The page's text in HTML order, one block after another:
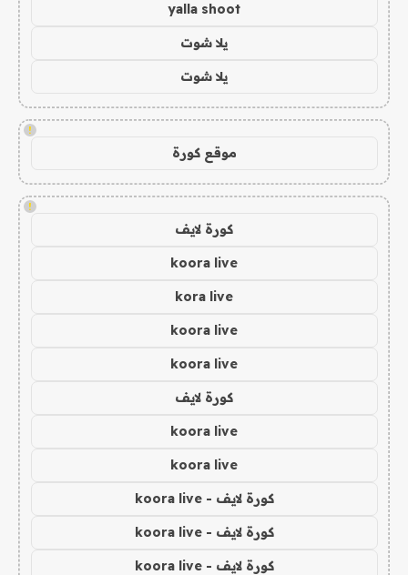
yalla shoot
يلا شوت
يلا شوت
!
موقع كورة
!
كورة لايف
koora live
kora live
koora live
koora live
كورة لايف
koora live
koora live
كورة لايف - koora live
كورة لايف - koora live
كورة لايف - koora live